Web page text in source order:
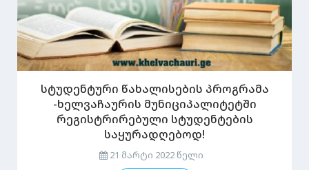
სტუდენტური წახალისების პროგრამა
-ხელვაჩაურის მუნიციპალიტეტში
რეგისტრირებული სტუდენტების
საყურადღებოდ!
21 მარტი 2022 წელი